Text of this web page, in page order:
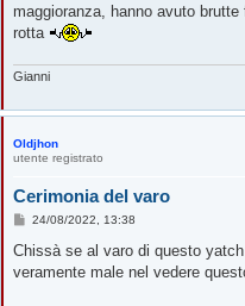
a
g
o
maggioranza, hanno avuto
rotta
Gianni
Oldjhon
utente registrato
Cerimonia del varo
M
s
a
24/08/2022, 13:38
Chissà se al varo di questo
veramente male nel vedere